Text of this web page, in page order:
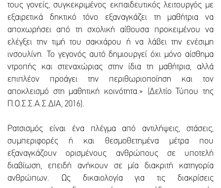
τους γονείς, συγκεκριμένος εκπαιδευτικός λειτουργός με
εξαιρετικά δηκτικό τόνο εξαναγκάζει τη μαθήτρια να
αποχωρήσει από τη σχολική αίθουσα προκειμένου να
ελέγξει την τιμή του σακχάρου ή να λάβει την ενέσιμη
ινσουλίνη. Το γεγονός αυτό δημιουργεί όχι μόνο αίσθημα
ντροπής και στεναχώριας στην ίδια τη μαθήτρια, αλλά
επιπλέον προάγει την περιθωριοποίηση και τον
αποκλεισμό στη μαθητική κοινότητα.» (Δελτίο Τύπου της
Π.Ο.Σ.Σ.Α.Σ.ΔΙΑ, 2016).
Ρατσισμός είναι ένα πλέγμα από αντιλήψεις, στάσεις,
συμπεριφορές ή και θεσμοθετημένα μέτρα που
εξαναγκάζουν ορισμένους ανθρώπους σε υποτελή
διαβίωση, επειδή ανήκουν σε μία διακριτή κατηγορία
ανθρώπων. Ως δικαιολογία για τις διακρίσεις